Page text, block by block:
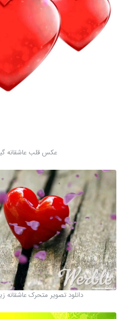
عکس قلب عاشقانه
دانلود تصویر متحرک عاشقانه